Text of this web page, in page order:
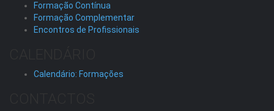
Formação Contínua
Formação Complementar
Encontros de Profissionais
Calendário: Formações